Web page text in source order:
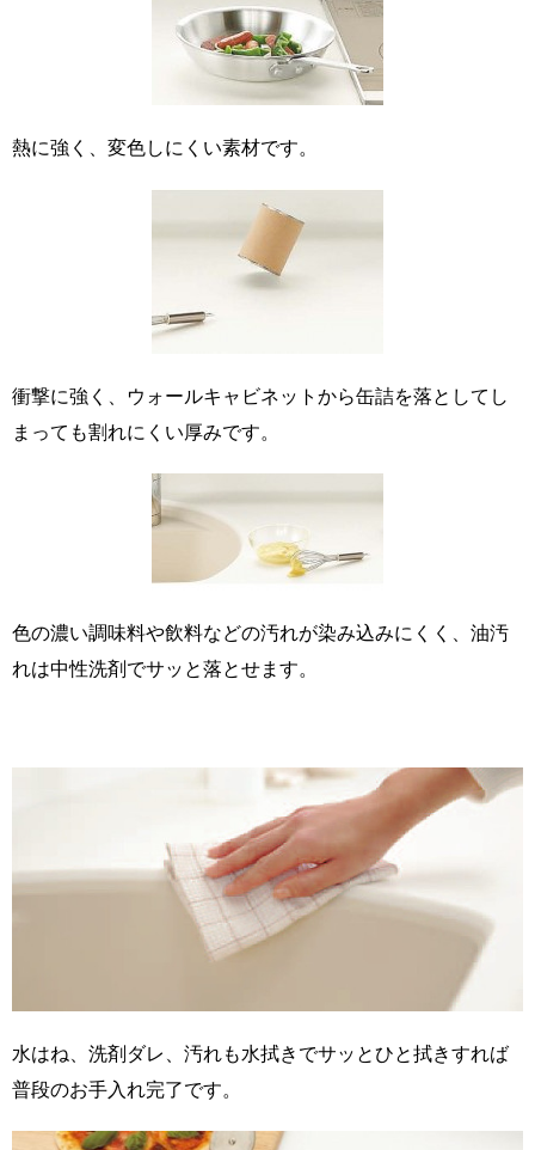
熱に強く、変色しにくい素材です。
衝撃に強く、ウォールキャビネットから缶詰を落としてし
まっても割れにくい厚みです。
色の濃い調味料や飲料などの汚れが染み込みにくく、油汚
れは中性洗剤でサッと落とせます。
水はね、洗剤ダレ、汚れも水拭きでサッとひと拭きすれば
普段のお手入れ完了です。